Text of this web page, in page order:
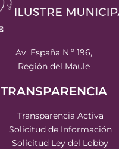
Av. España N.º 196,
Región del Maule
TRANSPARENCIA
Transparencia Activa
Solicitud de Información
Solicitud Ley del Lobby